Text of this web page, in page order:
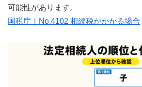
可能性があります。
国税庁｜No.4102 相続税がかかる場合